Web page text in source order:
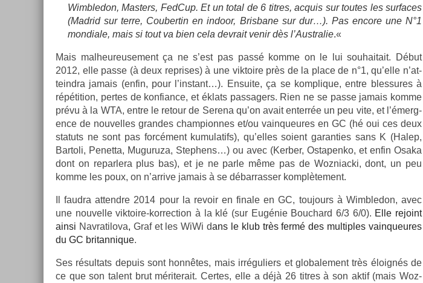
Wimbledon, Mast­ers, Fed­Cup. Et un total de 6 tit­res, ac­quis sur toutes les sur­faces
(Mad­rid sur terre, Co­uber­tin en in­door, Bris­bane sur dur…). Pas en­core une N°1
mon­diale, mais si tout va bien cela de­vrait venir dès l’Australie.«
Mais mal­heureuse­ment ça ne s’est pas passé komme on le lui souhaitait. Début
2012, elle passe (à deux re­prises) à une vik­toire près de la place de n°1, qu’elle n’at­
teindra jamais (enfin, pour l’instant…). En­suite, ça se komplique, entre bles­sures à
répéti­tion, per­tes de kon­fian­ce, et éklats pas­sag­ers. Rien ne se passe jamais komme
prévu à la WTA, entre le re­tour de Serena qu’on avait en­terrée un peu vite, et l’émerg­
ence de nouvel­les gran­des cham­pion­nes et/ou vain­queures en GC (hé oui ces deux
statuts ne sont pas forcément kumulatifs), qu’elles soient garant­ies sans K (Halep,
Bar­toli, Penet­ta, Muguruza, Step­hens…) ou avec (Kerb­er, Os­tapen­ko, et enfin Osaka
dont on re­par­lera plus bas), et je ne parle même pas de Woz­niac­ki, dont, un peu
komme les poux, on n’ar­rive jamais à se débar­rass­er komplète­ment.
Il faud­ra at­tendre 2014 pour la re­voir en fin­ale en GC, toujours à Wimbledon, avec
une nouvel­le viktoire-korrection à la klé (sur Eugénie Bouc­hard 6/3 6/0). Elle re­joint
ainsi Nav­ratilova, Graf et les WiWi dans le klub très fermé des multi­ples vain­queures
du GC britan­nique.
Ses résul­tats de­puis sont honnêtes, mais ir­réguli­ers et globale­ment très éloignés de
ce que son talent brut mériterait. Cer­tes, elle a déjà 26 tit­res à son aktif (mais Woz­